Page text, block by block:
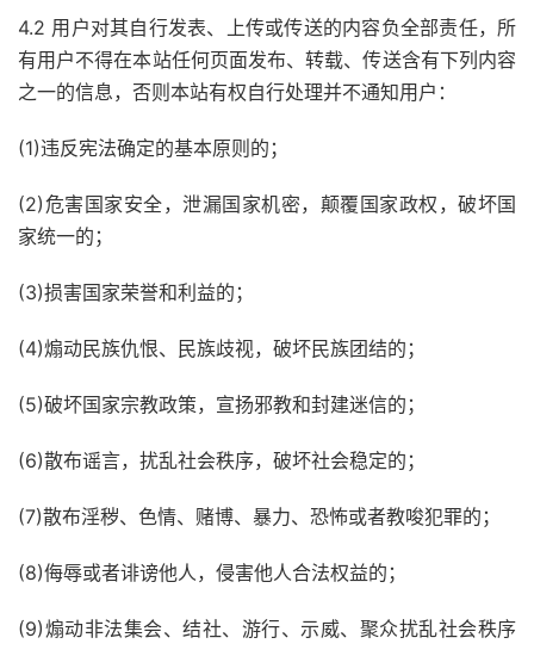
4.2 用户对其自行发表、上传或传送的内容负全部责任，所
有用户不得在本站任何页面发布、转载、传送含有下列内容
之一的信息，否则本站有权自行处理并不通知用户：
(1)违反宪法确定的基本原则的；
(2)危害国家安全，泄漏国家机密，颠覆国家政权，破坏国
家统一的；
(3)损害国家荣誉和利益的；
(4)煽动民族仇恨、民族歧视，破坏民族团结的；
(5)破坏国家宗教政策，宣扬邪教和封建迷信的；
(6)散布谣言，扰乱社会秩序，破坏社会稳定的；
(7)散布淫秽、色情、赌博、暴力、恐怖或者教唆犯罪的；
(8)侮辱或者诽谤他人，侵害他人合法权益的；
(9)煽动非法集会、结社、游行、示威、聚众扰乱社会秩序